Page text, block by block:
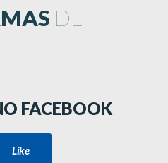
DE
FACEBOOK
Like